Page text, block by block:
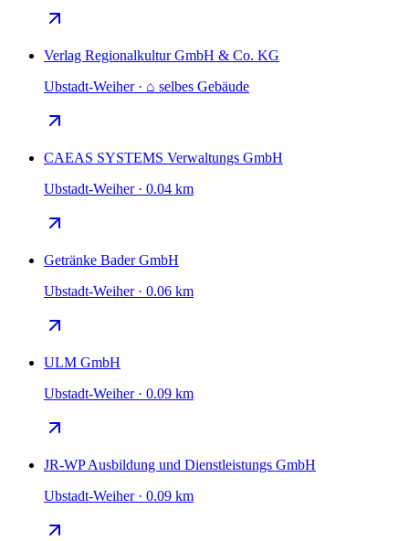
Verlag Regionalkultur GmbH & Co. KG
Ubstadt-Weiher · ⌂ selbes Gebäude
CAEAS SYSTEMS Verwaltungs GmbH
Ubstadt-Weiher · 0.04 km
Getränke Bader GmbH
Ubstadt-Weiher · 0.06 km
ULM GmbH
Ubstadt-Weiher · 0.09 km
JR-WP Ausbildung und Dienstleistungs GmbH
Ubstadt-Weiher · 0.09 km